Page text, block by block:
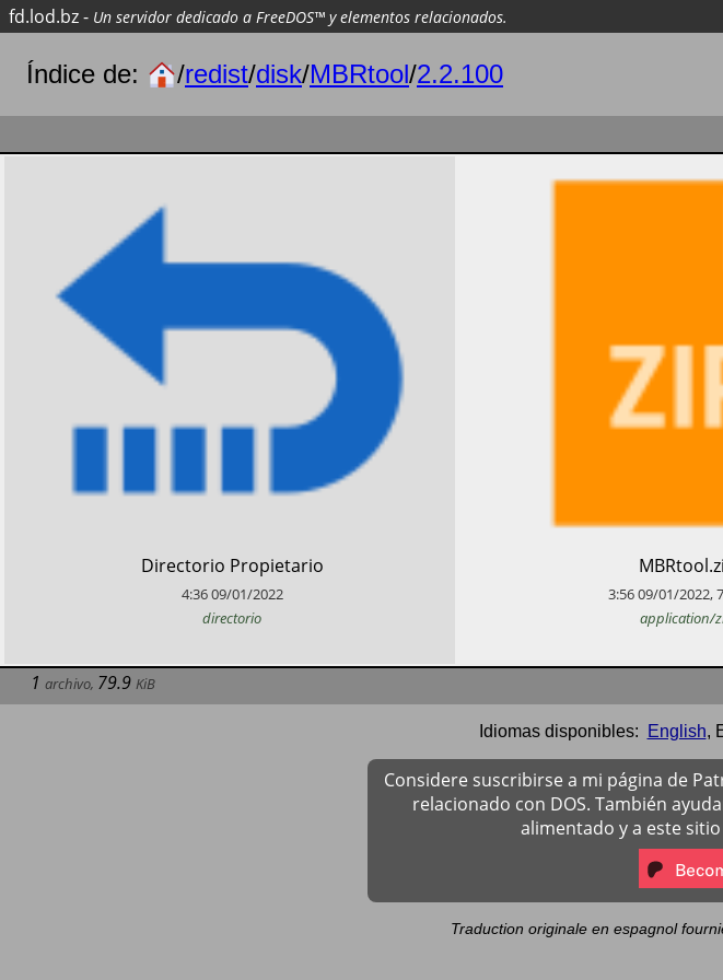
fd.lod.bz- Un servidor dedicado a FreeDOS™ y elementos relacionados.
Índice de: /redist/disk/MBRtool/2.2.100
​Directorio Propietario
4:3609/01/2022
directorio
3:5609/01/2022,
application/
1 archivo, 79.9 KiB
Idiomas disponibles: English,
Considere suscribirse a mi página de
relacionado con DOS. También
alimentado y a este
Traduction originale en espagnol